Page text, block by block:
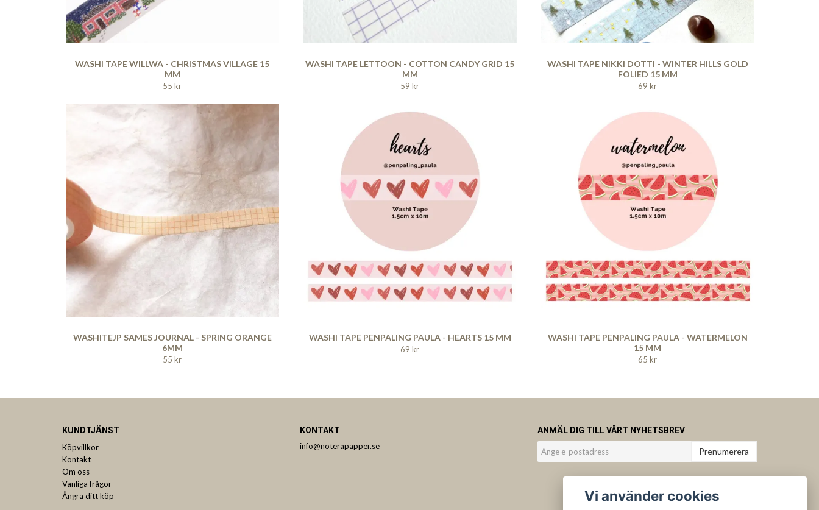
WASHI TAPE WILLWA - CHRISTMAS VILLAGE 15
MM
55 kr
WASHI TAPE LETTOON - COTTON CANDY GRID 15
MM
59 kr
WASHI TAPE NIKKI DOTTI - WINTER HILLS GOLD
FOLIED 15 MM
69 kr
WASHITEJP SAMES JOURNAL - SPRING ORANGE
6MM
55 kr
WASHI TAPE PENPALING PAULA - HEARTS 15 MM
69 kr
WASHI TAPE PENPALING PAULA - WATERMELON
15 MM
65 kr
KUNDTJÄNST
Köpvillkor
Kontakt
Om oss
Vanliga frågor
Ångra ditt köp
KONTAKT
info@noterapapper.se
ANMÄL DIG TILL VÅRT NYHETSBREV
Prenumerera
Vi använder cookies